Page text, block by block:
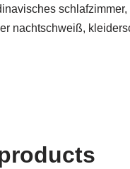
nachtschweiß,